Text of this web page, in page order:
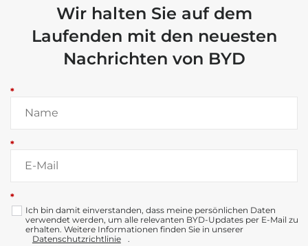
Wir halten Sie auf dem
Laufenden mit den neuesten
Nachrichten von BYD
*
*
*
Ich bin damit einverstanden, dass meine persönlichen Daten
verwendet werden, um alle relevanten BYD-Updates per E-Mail zu
erhalten. Weitere Informationen finden Sie in unserer
Datenschutzrichtlinie
.